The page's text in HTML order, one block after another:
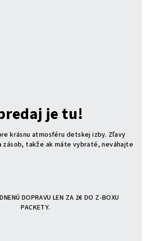
je tu!
krásnu atmosféru detskej izby. Zľavy
zásob, takže ak máte vybraté, neváhajte
DOPRAVU LEN ZA 2€ DO Z-BOXU
PACKETY.